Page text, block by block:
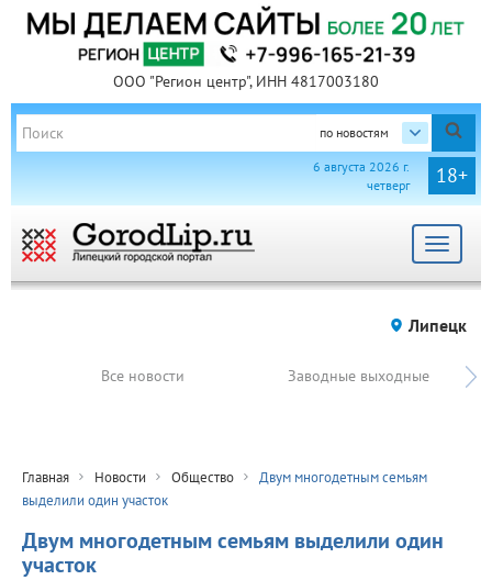
ООО "Регион центр", ИНН 4817003180
по новостям
18+
6 августа 2026 г.
четверг
Toggle
Липецк
Все новости Заводные выходные
Главная Новости Общество
Двум многодетным семьям
выделили один участок
Двум многодетным семьям выделили один
участок